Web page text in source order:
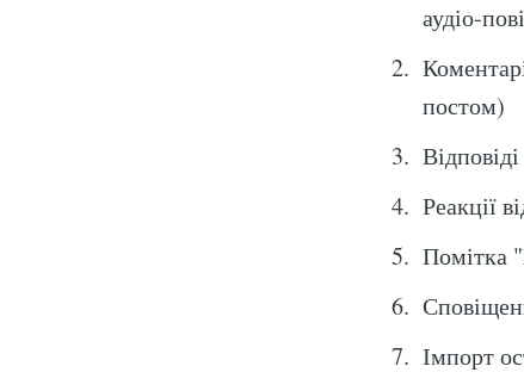
аудіо-
постом)
Реакції
Помітка
Імпорт